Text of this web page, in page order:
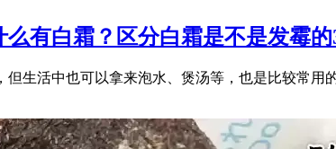
么有白霜？区分白霜是不是发霉
但生活中也可以拿来泡水、煲汤等，也是比较常